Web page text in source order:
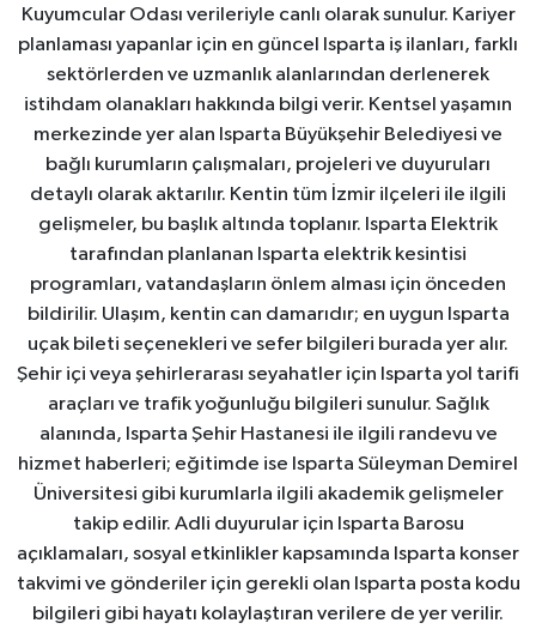
Kuyumcular Odası verileriyle canlı olarak sunulur. Kariyer
planlaması yapanlar için en güncel Isparta iş ilanları, farklı
sektörlerden ve uzmanlık alanlarından derlenerek
istihdam olanakları hakkında bilgi verir. Kentsel yaşamın
merkezinde yer alan Isparta Büyükşehir Belediyesi ve
bağlı kurumların çalışmaları, projeleri ve duyuruları
detaylı olarak aktarılır. Kentin tüm İzmir ilçeleri ile ilgili
gelişmeler, bu başlık altında toplanır. Isparta Elektrik
tarafından planlanan Isparta elektrik kesintisi
programları, vatandaşların önlem alması için önceden
bildirilir. Ulaşım, kentin can damarıdır; en uygun Isparta
uçak bileti seçenekleri ve sefer bilgileri burada yer alır.
Şehir içi veya şehirlerarası seyahatler için Isparta yol tarifi
araçları ve trafik yoğunluğu bilgileri sunulur. Sağlık
alanında, Isparta Şehir Hastanesi ile ilgili randevu ve
hizmet haberleri; eğitimde ise Isparta Süleyman Demirel
Üniversitesi gibi kurumlarla ilgili akademik gelişmeler
takip edilir. Adli duyurular için Isparta Barosu
açıklamaları, sosyal etkinlikler kapsamında Isparta konser
takvimi ve gönderiler için gerekli olan Isparta posta kodu
bilgileri gibi hayatı kolaylaştıran verilere de yer verilir.